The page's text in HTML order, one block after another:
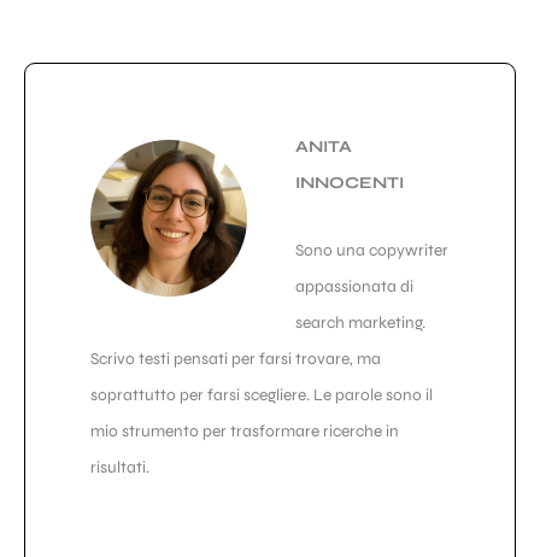
ANITA
INNOCENTI
Sono una copywriter
appassionata di
search marketing.
Scrivo testi pensati per farsi trovare, ma
soprattutto per farsi scegliere. Le parole sono il
mio strumento per trasformare ricerche in
risultati.